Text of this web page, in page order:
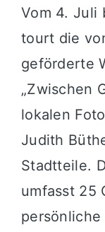
Vom 4. Juli
tourt die
geförderte
„Zwischen
lokalen
Judith
Stadtteile.
umfasst 25